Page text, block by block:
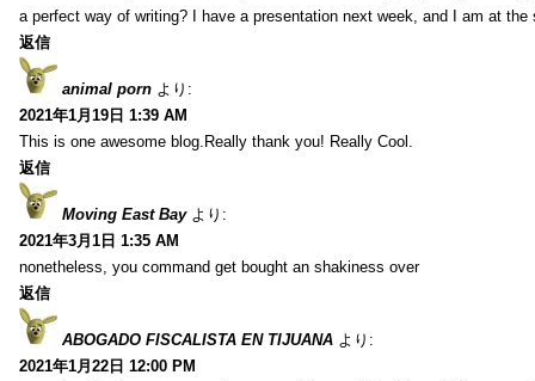
a perfect way of writing? I have a presentation next week, and I am at the
返信
animal porn より:
2021年1月19日 1:39 AM
This is one awesome blog.Really thank you! Really Cool.
返信
Moving East Bay より:
2021年3月1日 1:35 AM
nonetheless, you command get bought an shakiness over
返信
ABOGADO FISCALISTA EN TIJUANA より:
2021年1月22日 12:00 PM